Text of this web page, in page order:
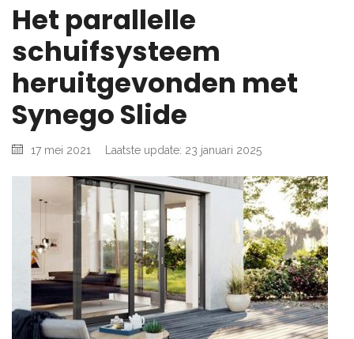
Het parallelle
schuifsysteem
heruitgevonden met
Synego Slide
17 mei 2021 Laatste update: 23 januari 2025